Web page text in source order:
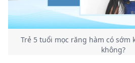
Trẻ 5 tuổi mọc răng hàm có sớm
không?